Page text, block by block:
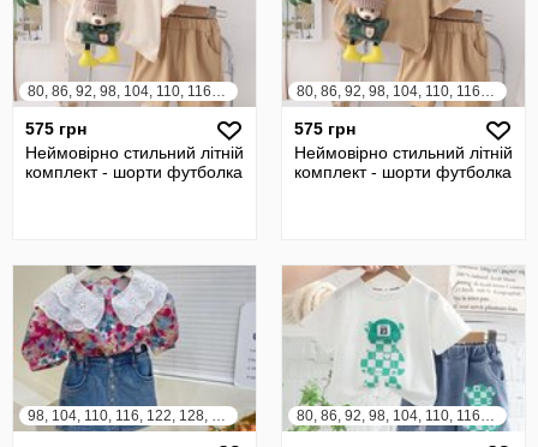
80, 86, 92, 98, 104, 110, 116, 122
575 грн
Неймовірно стильний літній
комплект - шорти футболка
80, 86, 92, 98, 104, 110, 116, 122
575 грн
Неймовірно стильний літній
комплект - шорти футболка
98, 104, 110, 116, 122, 128, 134, 140 80, 86, 92, 98, 104, 110, 116, 122